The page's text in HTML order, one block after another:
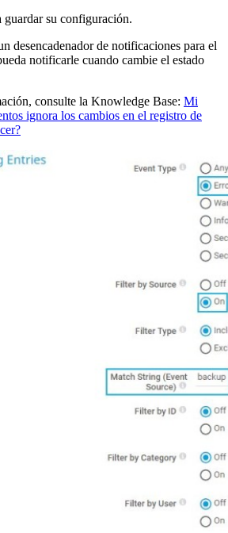
guardar su configuración.
desencadenador de notificaciones para el
notificarle cuando cambie el estado
consulte la Knowledge Base: Mi
ignora los cambios en el registro de